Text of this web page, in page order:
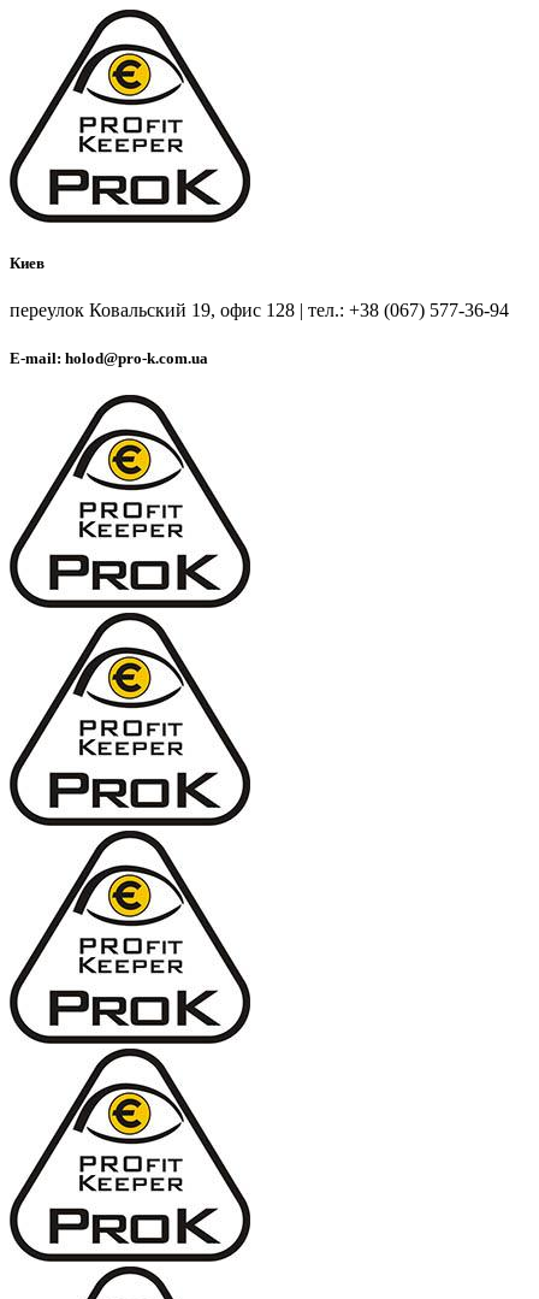
Киев
переулок Ковальский 19, офис 128 | тел.: +38 (067) 577-36-94
E-mail: holod@pro-k.com.ua